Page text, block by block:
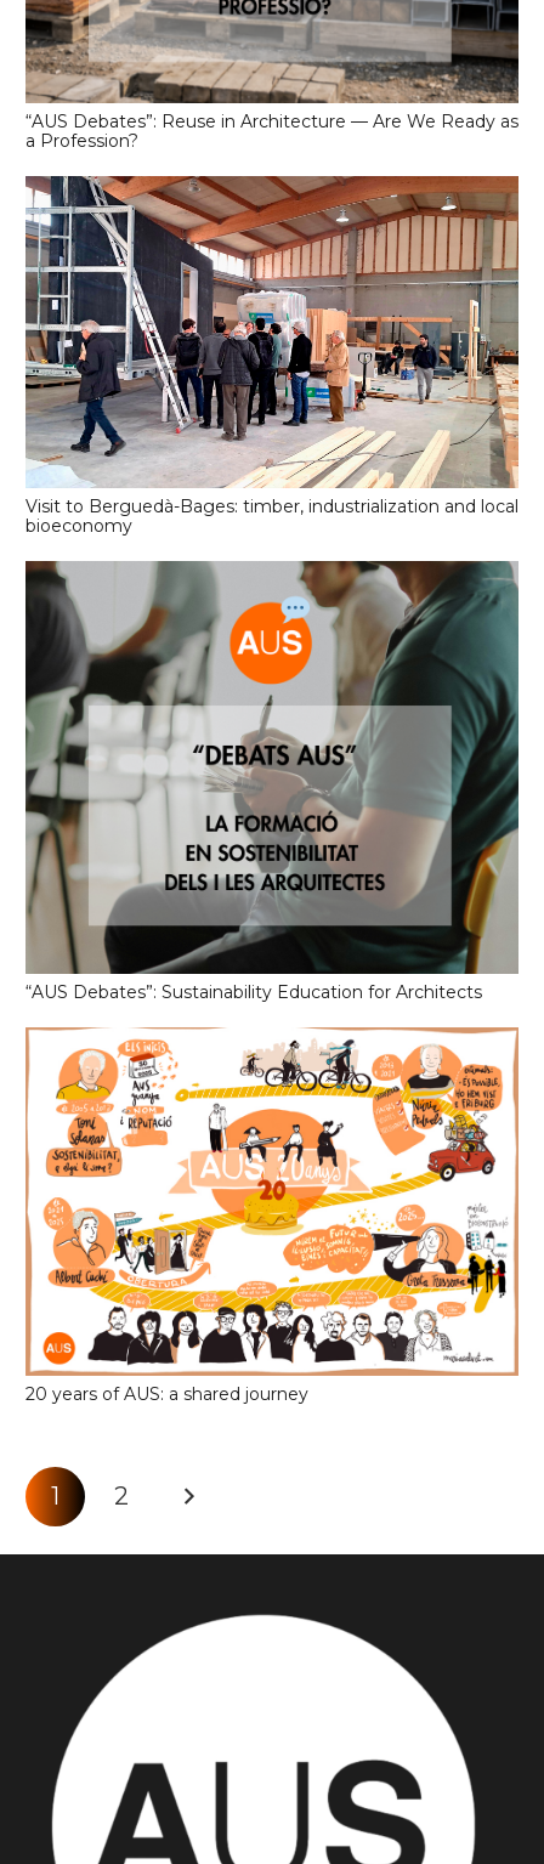
“AUS Debates”: Reuse in Architecture — Are We Ready as
a Profession?
Visit to Berguedà-Bages: timber, industrialization and local
bioeconomy
“AUS Debates”: Sustainability Education for Architects
20 years of AUS: a shared journey
1 2